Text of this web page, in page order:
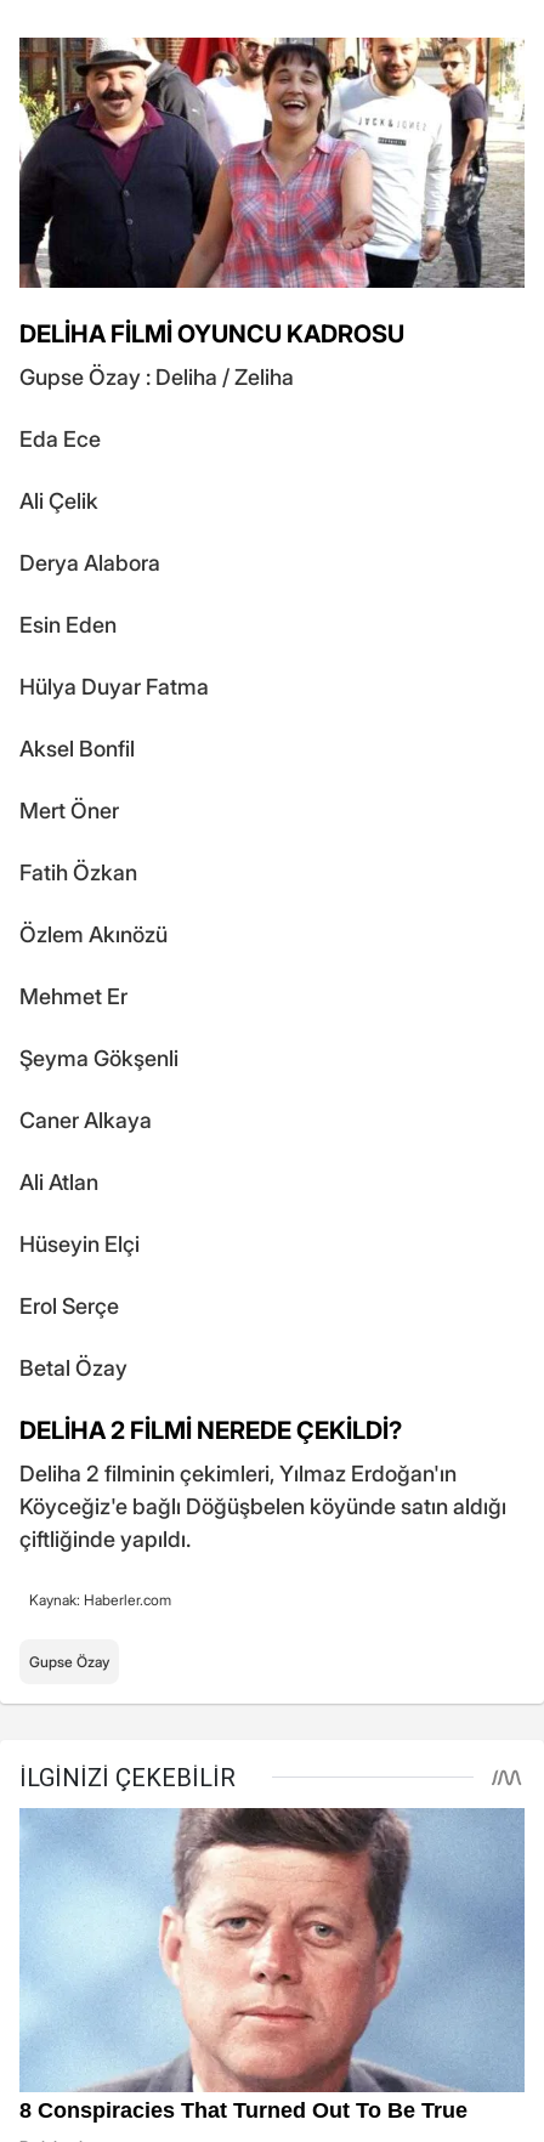
DELİHA FİLMİ OYUNCU KADROSU
Gupse Özay : Deliha / Zeliha
Eda Ece
Ali Çelik
Derya Alabora
Esin Eden
Hülya Duyar Fatma
Aksel Bonfil
Mert Öner
Fatih Özkan
Özlem Akınözü
Mehmet Er
Şeyma Gökşenli
Caner Alkaya
Ali Atlan
Hüseyin Elçi
Erol Serçe
Betal Özay
DELİHA 2 FİLMİ NEREDE ÇEKİLDİ?
Deliha 2 filminin çekimleri, Yılmaz Erdoğan'ın
Köyceğiz'e bağlı Döğüşbelen köyünde satın aldığı
çiftliğinde yapıldı.
Kaynak: Haberler.com
Gupse Özay